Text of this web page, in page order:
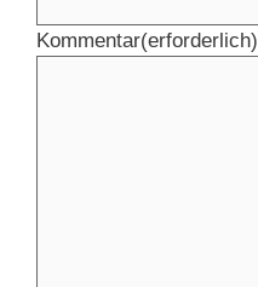
Kommentar(erforderlich)